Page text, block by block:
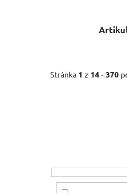
Stránka 1 z 14 - 370